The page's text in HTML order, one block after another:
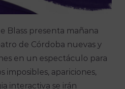
Blass presenta mañana
de Córdoba nuevas y
en un espectáculo para
imposibles, apariciones,
interactiva se irán